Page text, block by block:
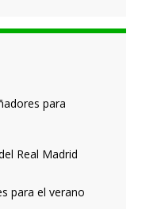
para
Real Madrid
para el verano